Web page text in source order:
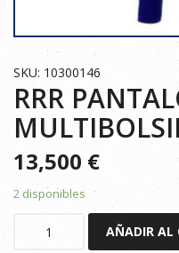
SKU: 10300146
RRR
13,500 €
2 disponibles
AÑADIR AL